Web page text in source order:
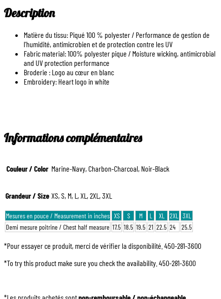
Description
Matière du tissu: Piqué 100 % polyester / Performance de gestion de
l’humidité, antimicrobien et de protection contre les UV
Fabric material: 100% polyester pique / Moisture wicking, antimicrobial
and UV protection performance
Broderie : Logo au cœur en blanc
Embroidery: Heart logo in white
Informations complémentaires
Couleur / Color Marine-Navy, Charbon-Charcoal, Noir-Black
Grandeur / Size XS, S, M, L, XL, 2XL, 3XL
Mesures en pouce / Measurement in inches XS S M L XL 2XL 3XL
Demi mesure poitrine / Chest half measure 17.5 18.5 19.5 21 22.5 24 25.5
*Pour essayer ce produit, merci de vérifier la disponibilité. 450-281-3600
*To try this product make sure you check the availability. 450-281-3600